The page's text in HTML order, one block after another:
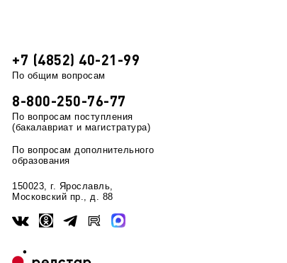
+7 (4852) 40-21-99
По общим вопросам
8-800-250-76-77
По вопросам поступления
(бакалавриат и магистратура)
По вопросам дополнительного
образования
150023, г. Ярославль,
Московский пр., д. 88